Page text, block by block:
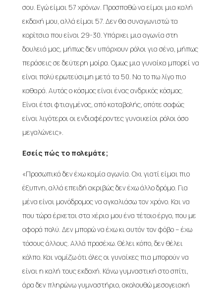
σου. Εγώ είμαι 57 χρόνων. Προσπαθώ να είμαι μια καλή
εκδοχή μου, αλλά είμαι 57. Δεν θα συναγωνιστώ τα
κορίτσια που είναι 29-30. Υπάρχει μια αγωνία στη
δουλειά μας, μήπως δεν υπάρχουν ρόλοι για σένα, μήπως
περάσεις σε δεύτερη μοίρα. Ομως μια γυναίκα μπορεί να
είναι πολύ ερωτεύσιμη μετά τα 50. Να το πω λίγο πιο
καθαρά. Αυτός ο κόσμος είναι ένας ανδρικός κόσμος.
Είναι έτσι φτιαγμένος, από καταβολής, οπότε σαφώς
είναι λιγότεροι οι ενδιαφέροντες γυναικείοι ρόλοι όσο
μεγαλώνεις».
Εσείς πώς το πολεμάτε;
«Προσωπικά δεν έχω καμία αγωνία. Οχι γιατί είμαι πιο
έξυπνη, αλλά επειδή ακριβώς δεν έχω άλλο δρόμο. Για
μένα είναι μονόδρομος να αγκαλιάσω τον χρόνο. Και να
που τώρα έρχεται στα χέρια μου ένα τέτοιο έργο, που με
αφορά πολύ. Δεν μπορώ να έχω κι αυτόν τον φόβο – έχω
τόσους άλλους. Αλλά προσέχω. Θέλει κόπο, δεν θέλει
κόλπο. Και νομίζω ότι όλες οι γυναίκες πια μπορούν να
είναι η καλή τους εκδοχή. Κάνω γυμναστική στο σπίτι,
άρα δεν πληρώνω γυμναστήριο, ακολουθώ μεσογειακή